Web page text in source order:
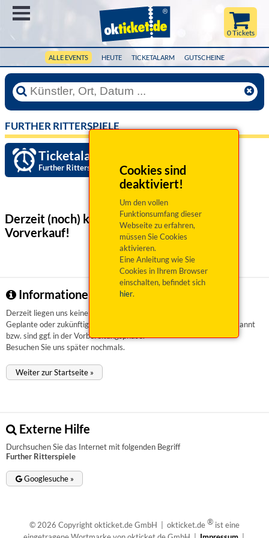
ALLE EVENTS HEUTE TICKETALARM GUTSCHEINE
0 Tickets
Cookies sind
deaktiviert!
Um den vollen
Funktionsumfang dieser
Webseite zu erfahren,
müssen Sie Cookies
aktivieren.
Eine Anleitung wie Sie
Cookies in Ihrem Browser
einschalten, befindet sich
hier.
FURTHER RITTERSPIELE
Ticketalarm einrichten »
Further Ritterspiele
Derzeit (noch) keine Veranstaltungen
Vorverkauf!
Informationen zu Further Ritterspiele
Derzeit liegen uns keinerlei Informationen vor.
Geplante oder zukünftige Veranstaltungen sind uns aktuell nicht bekannt
bzw. sind ggf. in der Vorbereitungsphase.
Besuchen Sie uns später nochmals.
Weiter zur Startseite »
Externe Hilfe
Durchsuchen Sie das Internet mit folgenden Begriff
Further Ritterspiele
Googlesuche »
© 2026 Copyright okticket.de GmbH | okticket.de® ist eine